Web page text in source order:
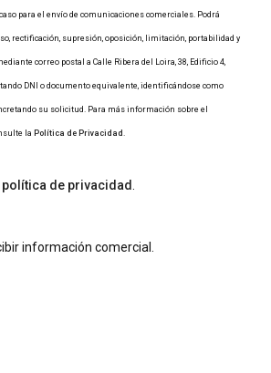
para el envío de comunicaciones comerciales. Podrá
rectificación, supresión, oposición, limitación, portabilidad y
correo postal a Calle Ribera del Loira, 38, Edificio 4,
DNI o documento equivalente, identificándose como
su solicitud. Para más información sobre el
la Política de Privacidad .
política de privacidad.
información comercial.